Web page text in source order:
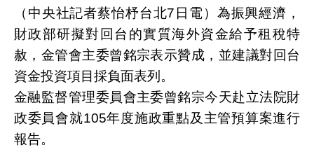
（中央社記者蔡怡杼台北7日電）為振興經濟，
財政部研擬對回台的實質海外資金給予租稅特
赦，金管會主委曾銘宗表示贊成，並建議對回台
資金投資項目採負面表列。
金融監督管理委員會主委曾銘宗今天赴立法院財
政委員會就105年度施政重點及主管預算案進行
報告。